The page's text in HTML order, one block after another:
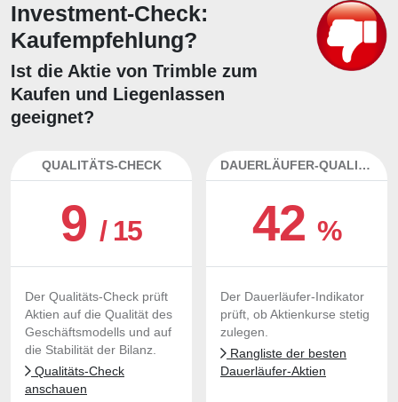
Investment-Check:
Kaufempfehlung?
Ist die Aktie von Trimble zum
Kaufen und Liegenlassen
geeignet?
QUALITÄTS-CHECK
9/ 15
Der Qualitäts-Check prüft
Aktien auf die Qualität des
Geschäftsmodells und auf
die Stabilität der Bilanz.
Qualitäts-Check
anschauen
DAUERLÄUFER-QUALITÄTEN
42%
Der Dauerläufer-Indikator
prüft, ob Aktienkurse stetig
zulegen.
Rangliste der besten
Dauerläufer-Aktien